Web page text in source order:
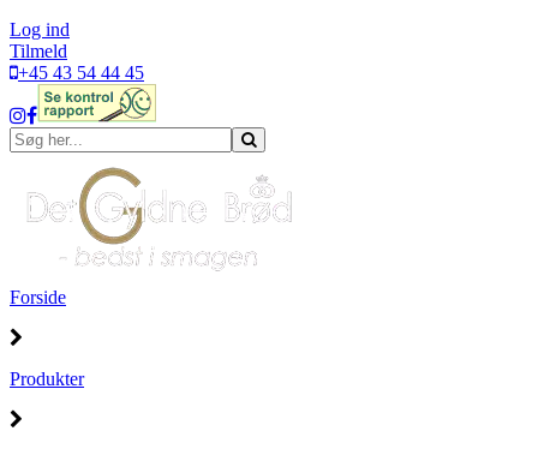
Log ind
Tilmeld
+45 43 54 44 45
Forside
Produkter